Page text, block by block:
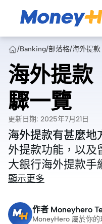
/Banking/部落格/海外提
海外提款
驟一覽
更新日期: 2025年7月21日
海外提款有甚麼地
外提款功能，以及
大銀行海外提款手
海外提款有甚麼地
外提款功能，以及
大銀行海外提款手
顯示更多
作者 Moneyhero
MoneyHero 屬於你